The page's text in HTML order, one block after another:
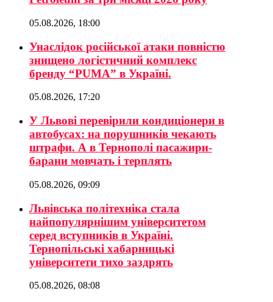
05.08.2026, 18:00
Унаслідок російської атаки повністю
знищено логістичний комплекс
бренду “PUMA” в Україні.
05.08.2026, 17:20
У Львові перевірили кондиціонери в
автобусах: на порушників чекають
штрафи. А в Тернополі пасажири-
барани мовчать і терплять
05.08.2026, 09:09
Львівська політехніка стала
найпопулярнішим університетом
серед вступників в Україні.
Тернопільські хабарницькі
університети тихо заздрять
05.08.2026, 08:08